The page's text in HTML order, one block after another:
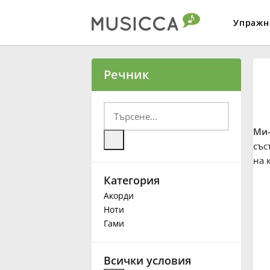
Български
Deutsch
Речник
Категория
Акорди
Ноти
Гами
Всички условия
на